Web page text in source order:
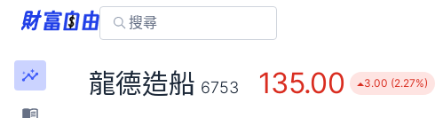
龍德造船 6753 135.00 3.00 (2.27%)